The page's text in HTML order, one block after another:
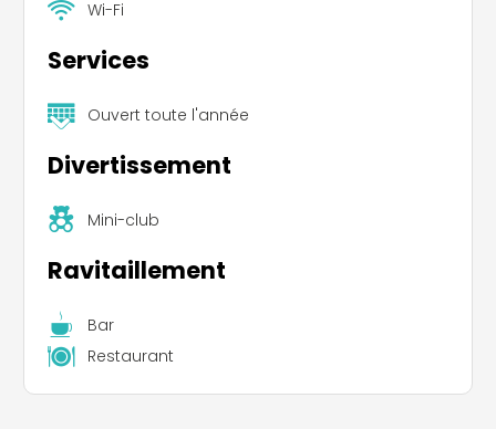
Wi-Fi
Services
Ouvert toute l'année
Divertissement
Mini-club
Ravitaillement
Bar
Restaurant